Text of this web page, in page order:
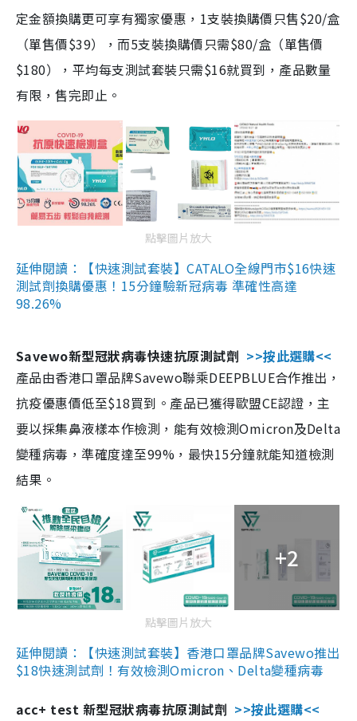
定金額換購更可享有獨家優惠，1支裝換購價只售$20/盒
（單售價$39），而5支裝換購價只需$80/盒（單售價
$180），平均每支測試套裝只需$16就買到，產品數量
有限，售完即止。
點擊圖片放大
延伸閱讀：【快速測試套裝】CATALO全線門市$16快速
測試劑換購優惠！15分鐘驗新冠病毒 準確性高達
98.26%
Savewo新型冠狀病毒快速抗原測試劑 >>按此選購<<
產品由香港口罩品牌Savewo聯乘DEEPBLUE合作推出，
抗疫優惠價低至$18買到。產品已獲得歐盟CE認證，主
要以採集鼻液樣本作檢測，能有效檢測Omicron及Delta
變種病毒，準確度達至99%，最快15分鐘就能知道檢測
結果。
+2
點擊圖片放大
延伸閱讀：【快速測試套裝】香港口罩品牌Savewo推出
$18快速測試劑！有效檢測Omicron、Delta變種病毒
acc+ test 新型冠狀病毒抗原測試劑 >>按此選購<<